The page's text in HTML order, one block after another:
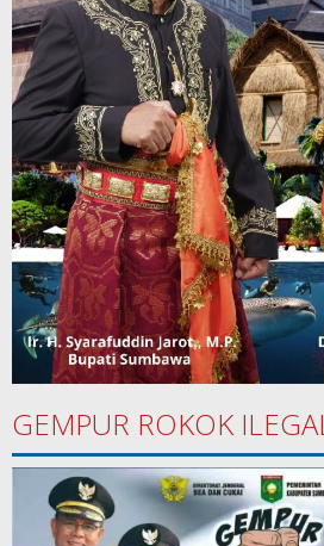
GEMPUR ROKOK ILEGAL